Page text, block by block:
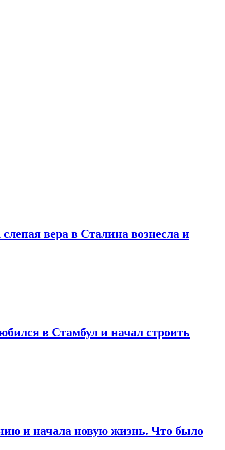
вера в Сталина вознесла и
в Стамбул и начал строить
и начала новую жизнь. Что было